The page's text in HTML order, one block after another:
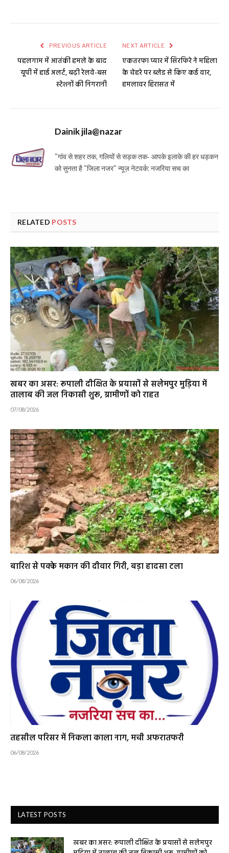
PREVIOUS ARTICLE
पहलगाम में आतंकी हमले के बाद
यूपी में हाई अलर्ट, बढ़ी रेलवे-बस
स्टेशनों की निगरानी
NEXT ARTICLE
एकतरफा प्यार में सिरफिरे ने महिला
के चेहरे पर ब्लेड से किए कई वार,
हमलावर हिरासत में
Dainik jila@nazar
"गांव से शहर तक, गलियों से सड़क तक- आपके इलाके की हर धड़कन
को सुनता है "जिला नजर" न्यूज़ नेटवर्क: नजरिया सच का
RELATED POSTS
खबर का असर: रूपाली दीक्षित के प्रयासों से सलेमपुर मुड़िया में
तालाब की जल निकासी शुरू, ग्रामीणों को राहत
07/08/2026
बारिश से पक्के मकान की दीवार गिरी, बड़ा हादसा टला
06/08/2026
तहसील परिसर में निकला काला नाग, मची अफरातफरी
06/08/2026
LATEST POSTS
खबर का असर: रूपाली दीक्षित के प्रयासों से सलेमपुर